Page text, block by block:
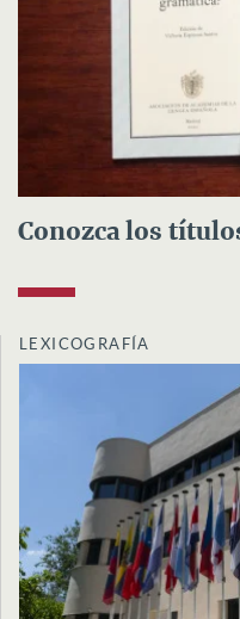
Conozca los
LEXICOGRAFÍA